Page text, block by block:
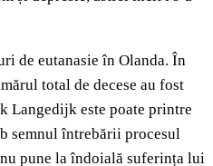
de eutanasie în Olanda. În
total de decese au fost
Langedijk este poate printre
semnul întrebării procesul
pune la îndoială suferința lui